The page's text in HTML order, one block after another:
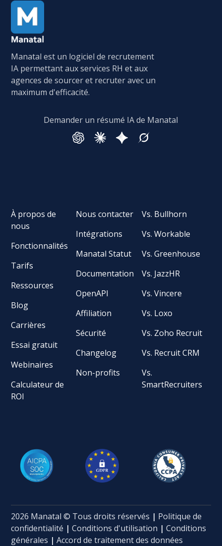
Manatal est un logiciel de recrutement
IA permettant aux services RH et aux
agences de sourcer et recruter avec un
maximum d'efficacité.
Demander un résumé IA de Manatal
À propos de
nous
Fonctionnalités
Tarifs
Ressources
Blog
Carrières
Essai gratuit
Webinaires
Calculateur de
ROI
Nous contacter
Intégrations
Manatal Statut
Documentation
OpenAPI
Affiliation
Sécurité
Changelog
Non-profits
Vs. Bullhorn
Vs. Workable
Vs. Greenhouse
Vs. JazzHR
Vs. Vincere
Vs. Loxo
Vs. Zoho Recruit
Vs. Recruit CRM
Vs.
SmartRecruiters
2026 Manatal © Tous droits réservés | Politique de
confidentialité |Conditions d'utilisation | Conditions
générales | Accord de traitement des données